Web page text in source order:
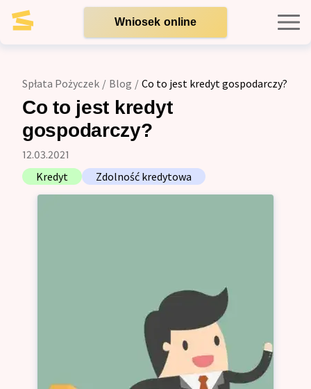
Wniosek online
Kredyty dla firm
Opinie
Blog
Spłata Pożyczek / Blog / Co to jest kredyt gospodarczy?
Co to jest kredyt
gospodarczy?
12.03.2021
Kredyt
Zdolność kredytowa